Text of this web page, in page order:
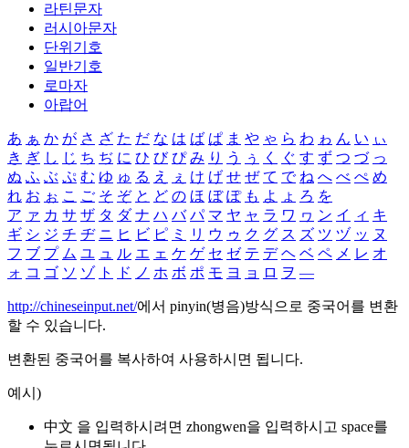
라틴문자
러시아문자
단위기호
일반기호
로마자
아랍어
あ ぁ か が さ ざ た だ な は ば ぱ ま や ゃ ら わ ゎ ん い ぃ
き ぎ し じ ち ぢ に ひ び ぴ み り う ぅ く ぐ す ず つ づ っ
ぬ ふ ぶ ぷ む ゆ ゅ る え ぇ け げ せ ぜ て で ね へ べ ぺ め
れ お ぉ こ ご そ ぞ と ど の ほ ぼ ぽ も よ ょ ろ を
ア ァ カ サ ザ タ ダ ナ ハ バ パ マ ヤ ャ ラ ワ ヮ ン イ ィ キ
ギ シ ジ チ ヂ ニ ヒ ビ ピ ミ リ ウ ゥ ク グ ス ズ ツ ヅ ッ ヌ
フ ブ プ ム ユ ュ ル エ ェ ケ ゲ セ ゼ テ デ ヘ ベ ペ メ レ オ
ォ コ ゴ ソ ゾ ト ド ノ ホ ボ ポ モ ヨ ョ ロ ヲ ―
http://chineseinput.net/에서 pinyin(병음)방식으로 중국어를 변환
할 수 있습니다.
변환된 중국어를 복사하여 사용하시면 됩니다.
예시)
中文 을 입력하시려면 zhongwen을 입력하시고 space를